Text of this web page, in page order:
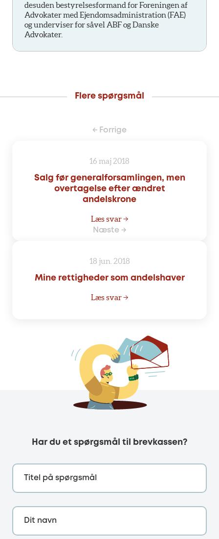
desuden bestyrelsesformand for Foreningen af
Advokater med Ejendomsadministration (FAE)
og underviser for såvel ABF og Danske
Advokater.
Flere spørgsmål
← Forrige
16 maj 2018
Salg før generalforsamlingen, men
overtagelse efter ændret
andelskrone
Læs svar →
Næste →
18 jun. 2018
Mine rettigheder som andelshaver
Læs svar →
Har du et spørgsmål til brevkassen?
Titel på spørgsmål
Dit navn